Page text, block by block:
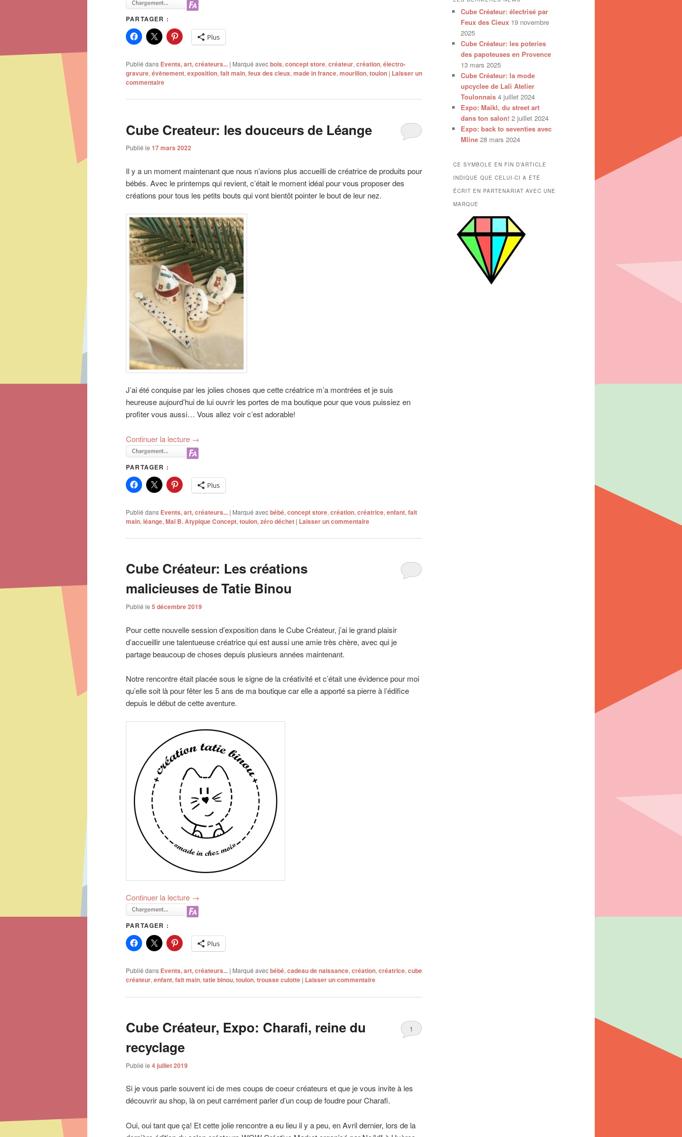
PARTAGER :
Plus
Publié dans Events, art, créateurs... | Marqué avecbois, concept store, créateur, création, électro-
gravure, évènement, exposition, fait main, feux des cieux, made in france, mourillon, toulon | Laisser un
commentaire
Cube Createur: les douceurs de Léange
Publié le 17 mars 2022
Il y a un moment maintenant que nous n’avions plus accueilli de créatrice de produits pour
bébés. Avec le printemps qui revient, c’était le moment idéal pour vous proposer des
créations pour tous les petits bouts qui vont bientôt pointer le bout de leur nez.
J’ai été conquise par les jolies choses que cette créatrice m’a montrées et je suis
heureuse aujourd’hui de lui ouvrir les portes de ma boutique pour que vous puissiez en
profiter vous aussi… Vous allez voir c’est adorable!
Continuer la lecture →
PARTAGER :
Plus
Publié dans Events, art, créateurs... | Marqué avecbébé, concept store, création, créatrice, enfant, fait
main, léange, Maï B. Atypique Concept, toulon, zéro déchet | Laisser un commentaire
Cube Créateur: Les créations
malicieuses de Tatie Binou
Publié le 5 décembre 2019
Pour cette nouvelle session d’exposition dans le Cube Créateur, j’ai le grand plaisir
d’accueillir une talentueuse créatrice qui est aussi une amie très chère, avec qui je
partage beaucoup de choses depuis plusieurs années maintenant.
Notre rencontre était placée sous le signe de la créativité et c’était une évidence pour moi
qu’elle soit là pour fêter les 5 ans de ma boutique car elle a apporté sa pierre à l’édifice
depuis le début de cette aventure.
Continuer la lecture →
PARTAGER :
Plus
Publié dans Events, art, créateurs... | Marqué avecbébé, cadeau de naissance, création, créatrice, cube
créateur, enfant, fait main, tatie binou, toulon, trousse culotte | Laisser un commentaire
Cube Créateur, Expo: Charafi, reine du
recyclage
Publié le 4 juillet 2019
1
Si je vous parle souvent ici de mes coups de coeur créateurs et que je vous invite à les
découvrir au shop, là on peut carrément parler d’un coup de foudre pour Charafi.
Oui, oui tant que ça! Et cette jolie rencontre a eu lieu il y a peu, en Avril dernier, lors de la
Cube Créateur: électrisé par
Feux des Cieux 19 novembre
2025
Cube Créateur: les poteries
des papoteuses en Provence
13 mars 2025
Cube Créateur: la mode
upcyclee de Lali Atelier
Toulonnais 4 juillet 2024
Expo: Maikl, du street art
dans ton salon! 2 juillet 2024
Expo: back to seventies avec
Mline 28 mars 2024
CE SYMBOLE EN FIN D’ARTICLE
INDIQUE QUE CELUI-CI A ÉTÉ
ÉCRIT EN PARTENARIAT AVEC UNE
MARQUE